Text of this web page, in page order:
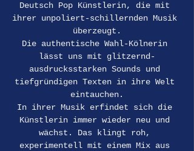
Deutsch Pop Künstlerin, die mit
ihrer unpoliert-schillernden Musik
überzeugt.
Die authentische Wahl-Kölnerin
lässt uns mit glitzernd-
ausdrucksstarken Sounds und
tiefgründigen Texten in ihre Welt
eintauchen.
In ihrer Musik erfindet sich die
Künstlerin immer wieder neu und
wächst. Das klingt roh,
experimentell mit einem Mix aus